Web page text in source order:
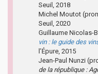
Seuil, 2018
Michel Moutot
Seuil, 2020
Guillaume Nicolas-
vin : le guide des
l’Épure, 2015
Jean-Paul Nunzi
de la république :